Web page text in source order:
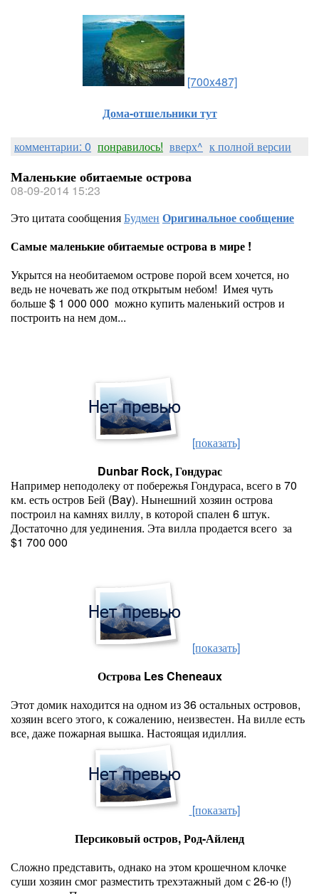
[700x487]
Дома-отшельники тут
комментарии: 0 понравилось! вверх^ к полной версии
Маленькие обитаемые острова
08-09-2014 15:23
Это цитата сообщенияБудмен Оригинальное сообщение
Самые маленькие обитаемые острова в мире !
Укрытся на необитаемом острове порой всем хочется, но
ведь не ночевать же под открытым небом! Имея чуть
больше $ 1 000 000 можно купить маленький остров и
построить на нем дом...
[показать]
Dunbar Rock, Гондурас
Например неподолеку от побережья Гондураса, всего в 70
км. есть остров Бей (Bay). Нынешний хозяин острова
построил на камнях виллу, в которой спален 6 штук.
Достаточно для уединения. Эта вилла продается всего за
$1 700 000
[показать]
Острова Les Cheneaux
Этот домик находится на одном из 36 остальных островов,
хозяин всего этого, к сожалению, неизвестен. На вилле есть
все, даже пожарная вышка. Настоящая идиллия.
[показать]
Персиковый остров, Род-Айленд
Сложно представить, однако на этом крошечном клочке
суши хозяин смог разместить трехэтажный дом с 26-ю (!)